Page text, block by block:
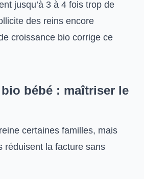
jusqu’à 3 à 4 fois trop de
des reins encore
croissance bio corrige ce
bébé : maîtriser le
certaines familles, mais
réduisent la facture sans